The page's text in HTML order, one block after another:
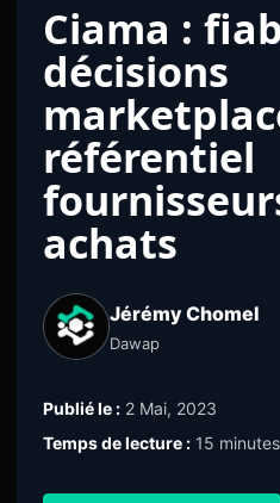
Ciama :
décisions
référentiel
achats
Jérémy Chomel
Dawap
Publié le : 2 Mai, 2023
Temps de lecture : 15 minutes